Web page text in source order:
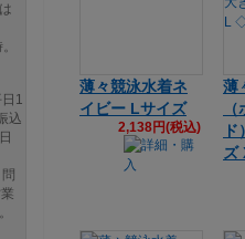
薄々競泳水着ネ
イビー Lサイズ
2,138円(税込)
薄
ズ
1
込